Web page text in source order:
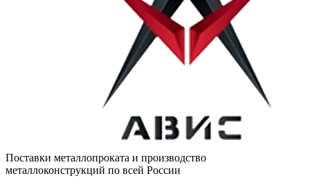
Поставки металлопроката и производство
металлоконструкций по всей России